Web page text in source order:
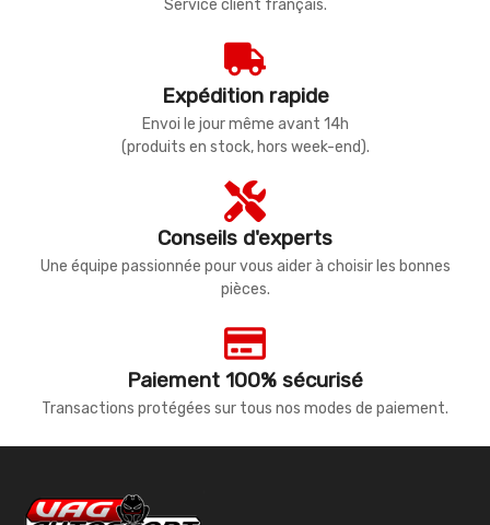
Service client français.
Expédition rapide
Envoi le jour même avant 14h
(produits en stock, hors week-end).
Conseils d'experts
Une équipe passionnée pour vous aider à choisir les bonnes
pièces.
Paiement 100% sécurisé
Transactions protégées sur tous nos modes de paiement.